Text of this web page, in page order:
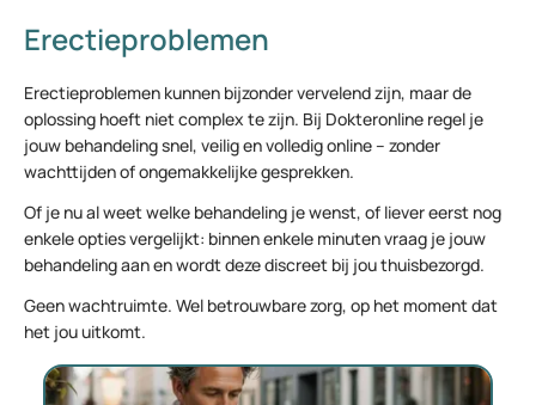
Erectieproblemen
Erectieproblemen kunnen bijzonder vervelend zijn, maar de
oplossing hoeft niet complex te zijn. Bij Dokteronline regel je
jouw behandeling snel, veilig en volledig online – zonder
wachttijden of ongemakkelijke gesprekken.
Of je nu al weet welke behandeling je wenst, of liever eerst nog
enkele opties vergelijkt: binnen enkele minuten vraag je jouw
behandeling aan en wordt deze discreet bij jou thuisbezorgd.
Geen wachtruimte. Wel betrouwbare zorg, op het moment dat
het jou uitkomt.